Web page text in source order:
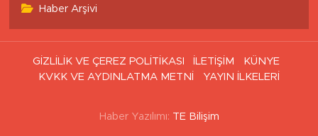
Haber Arşivi
GİZLİLİK VE ÇEREZ POLİTİKASI İLETİŞİM
KÜNYE
KVKK VE AYDINLATMA METNİ
YAYIN İLKELERİ
Haber Yazılımı: TE Bilişim